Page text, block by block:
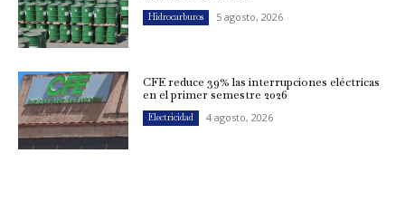
Hidrocarburos 5 agosto, 2026
CFE reduce 39% las interrupciones eléctricas
en el primer semestre 2026
Electricidad 4 agosto, 2026